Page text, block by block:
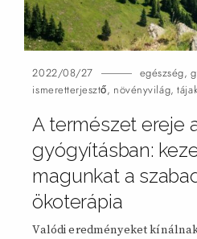
2022/08/27 egészség,
ismeretterjesztő, növényvilág,tájak
A természet ereje
gyógyításban:
magunkat a
ökoterápia
Valódi eredményeket